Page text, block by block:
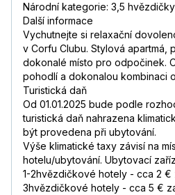
Národní kategorie: 3,5 hvězdičky
Další informace
Vychutnejte si relaxační
v Corfu Clubu. Stylová apartmá,
dokonalé místo pro odpočinek.
pohodlí a dokonalou kombinaci
Turistická daň
Od 01.01.2025 bude podle
turistická daň nahrazena
být provedena při ubytování.
Výše klimatické taxy závisí na
hotelu/ubytování. Ubytovací
1-2hvězdičkové hotely - cca 2
3hvězdičkové hotely - cca 5 €